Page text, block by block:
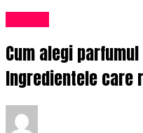
Cum alegi
Ingredientele care